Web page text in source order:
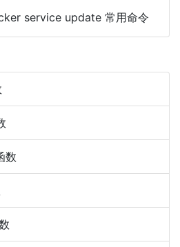
service update 常用命令
数